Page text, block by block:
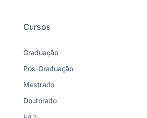
Cursos
Graduação
Pós-Graduação
Mestrado
Doutorado